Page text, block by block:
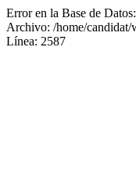
Error en la Base de
Archivo: /home/candidat/
Línea: 2587